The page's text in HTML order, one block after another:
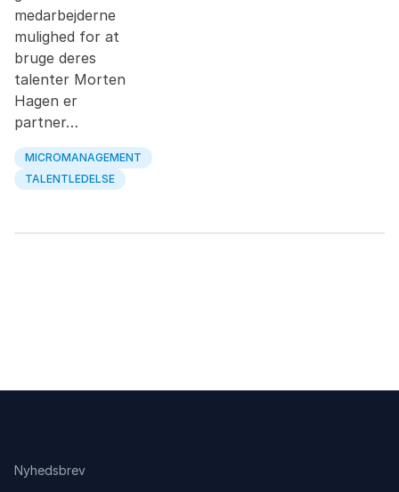
medarbejderne
mulighed for at
bruge deres
talenter Morten
Hagen er
partner…
MICROMANAGEMENT
TALENTLEDELSE
Nyhedsbrev